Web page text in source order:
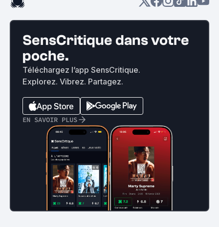
SensCritique dans votre
poche.
Téléchargez l’app SensCritique.
Explorez. Vibrez. Partagez.
EN SAVOIR PLUS